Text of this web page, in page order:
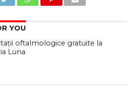
YOU
oftalmologice gratuite la
Luna